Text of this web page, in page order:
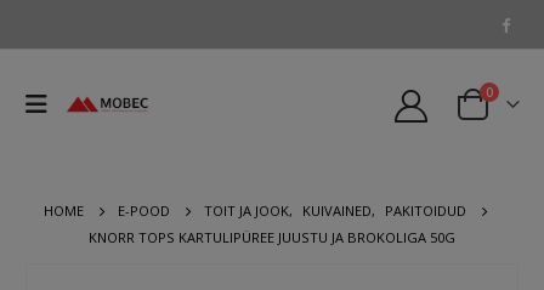
0
HOME E-POOD TOIT JA JOOK, KUIVAINED,
PAKITOIDUD
KNORR TOPS KARTULIPÜREE JUUSTU JA BROKOLIGA 50G